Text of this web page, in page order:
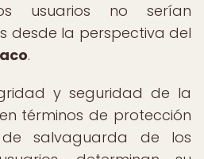
usuarios no serían
desde la perspectiva del
.
y seguridad de la
términos de protección
salvaguarda de los